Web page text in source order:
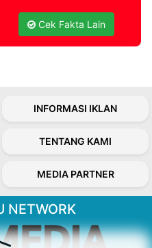
Cek Fakta Lain
INFORMASI IKLAN
TENTANG KAMI
MEDIA PARTNER
NETWORK